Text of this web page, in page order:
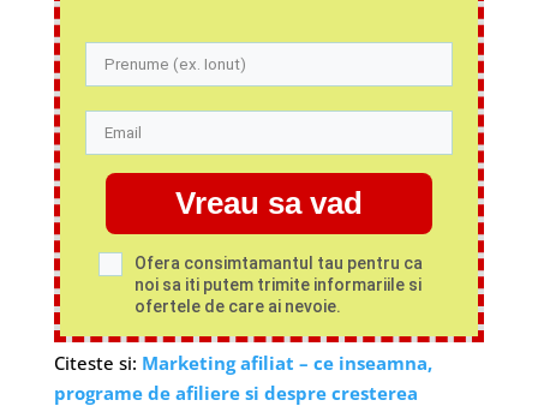
Vreau sa vad
Ofera consimtamantul tau pentru ca
noi sa iti putem trimite informariile si
ofertele de care ai nevoie.
Citeste si: Marketing afiliat – ce inseamna,
programe de afiliere si despre cresterea